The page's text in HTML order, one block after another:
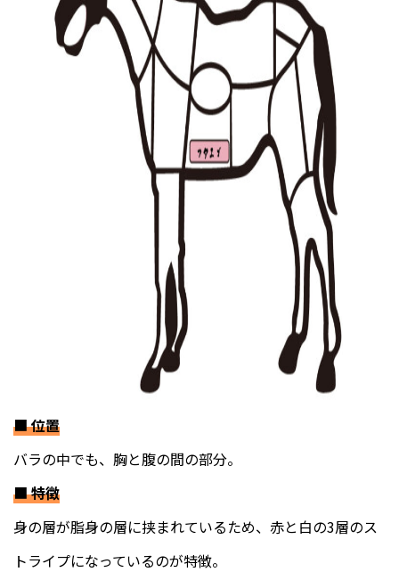
■位置
バラの中でも、胸と腹の間の部分。
■特徴
身の層が脂身の層に挟まれているため、赤と白の3層のス
トライプになっているのが特徴。